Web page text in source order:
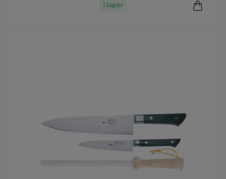
I lager